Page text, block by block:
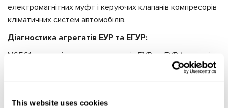
This website uses cookies
електромагнітних муфт і керуючих клапанів компресорів
кліматичних систем автомобілів.
Діагностика агрегатів ЕУР та ЕГУР:
MS561 – для діагностики агрегатів ЕУР та ГУР (кермові
рейки, колонки та насоси) що працюють за протоколами
Діагностика електромобілів: